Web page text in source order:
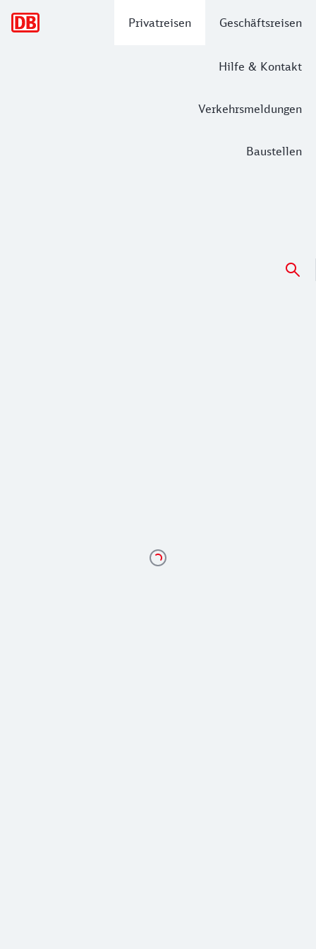
Privatreisen Geschäftsreisen
Hilfe & Kontakt
Verkehrsmeldungen
Baustellen